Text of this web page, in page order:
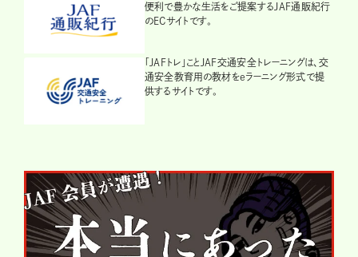
便利で豊かな生活をご提案するJAF通販紀行
のECサイトです。
「JAFトレ」ことJAF交通安全トレーニングは、交
通安全教育用の教材をeラーニング形式で提
供するサイトです。